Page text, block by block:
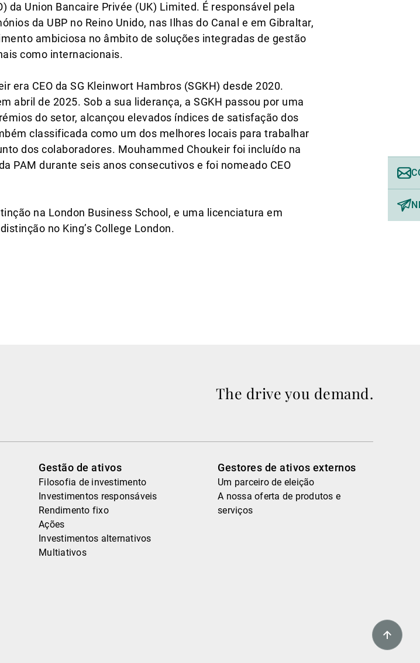
da Union Bancaire Privée (UK) Limited. É responsável pela
da UBP no Reino Unido, nas Ilhas do Canal e em Gibraltar,
ambiciosa no âmbito de soluções integradas de gestão
como internacionais.
CEO da SG Kleinwort Hambros (SGKH) desde 2020.
abril de 2025. Sob a sua liderança, a SGKH passou por uma
do setor, alcançou elevados índices de satisfação dos
classificada como um dos melhores locais para trabalhar
dos colaboradores. Mouhammed Choukeir foi incluído na
PAM durante seis anos consecutivos e foi nomeado CEO
na London Business School, e uma licenciatura em
no King’s College London.
The drive you demand.
Gestão de ativos
Filosofia de investimento
Investimentos responsáveis
Rendimento fixo
Ações
Investimentos alternativos
Multiativos
Gestores de ativos externos
Um parceiro de eleição
A nossa oferta de produtos e
serviços